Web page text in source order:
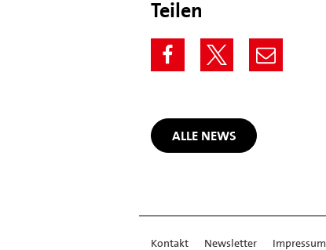
Teilen
ALLE NEWS
Kontakt Newsletter Impressum